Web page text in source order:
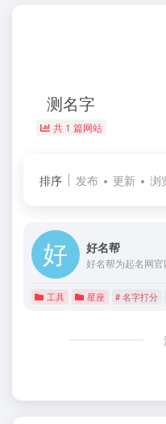
测名字
共 1 篇网站
排序 发布 更新 浏
好名帮
工具 星座 # 名字打分